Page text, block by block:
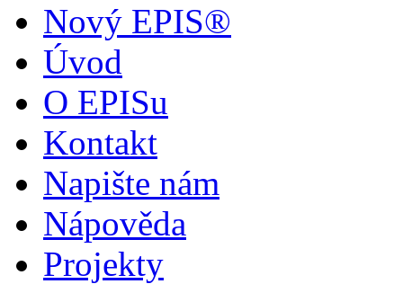
Nový EPIS®
Úvod
O EPISu
Kontakt
Napište nám
Nápověda
Projekty